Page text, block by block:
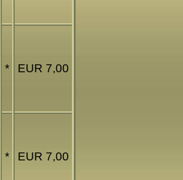
* EUR 7,00
* EUR 7,00